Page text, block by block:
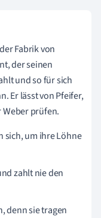
Fabrik von
der seinen
und so für sich
Er lässt von Pfeifer,
prüfen.
sich, um ihre Löhne
zahlt nie den
denn sie tragen